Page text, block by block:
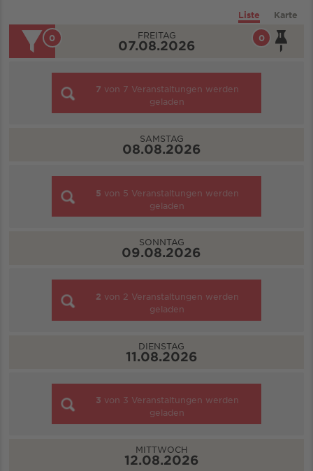
Liste Karte
0
0 FREITAG
07.08.2026
7 von 7 Veranstaltungen werden
geladen
SAMSTAG
08.08.2026
5 von 5 Veranstaltungen werden
geladen
SONNTAG
09.08.2026
2 von 2 Veranstaltungen werden
geladen
DIENSTAG
11.08.2026
3 von 3 Veranstaltungen werden
geladen
MITTWOCH
12.08.2026